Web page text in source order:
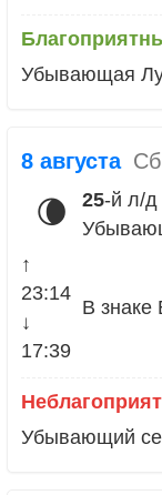
Убывающая
8 августа Сб
🌘 25-й л/д
↑
23:14
↓
17:39
В знаке
Убывающий